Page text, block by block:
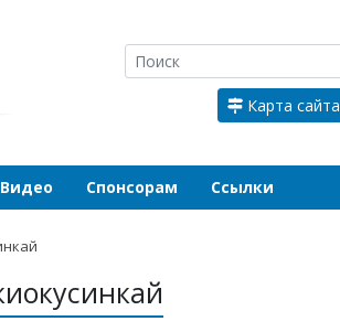
Карта сайта
Видео Спонсорам Ссылки